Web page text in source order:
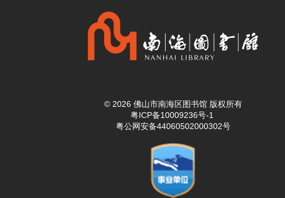
© 2026 佛山市南海区图书馆 版权所有
粤ICP备10009236号-1
粤公网安备44060502000302号